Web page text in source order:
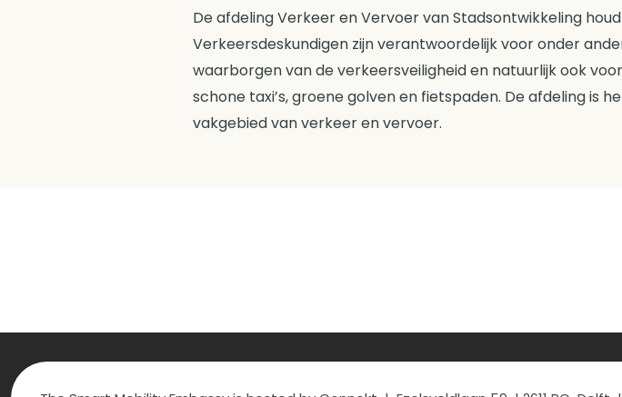
De afdeling Verkeer en Vervoer van Stadsontwikkeling
Verkeersdeskundigen zijn verantwoordelijk voor onder
waarborgen van de verkeersveiligheid en natuurlijk ook
schone taxi’s, groene golven en fietspaden. De afdeling is
vakgebied van verkeer en vervoer.